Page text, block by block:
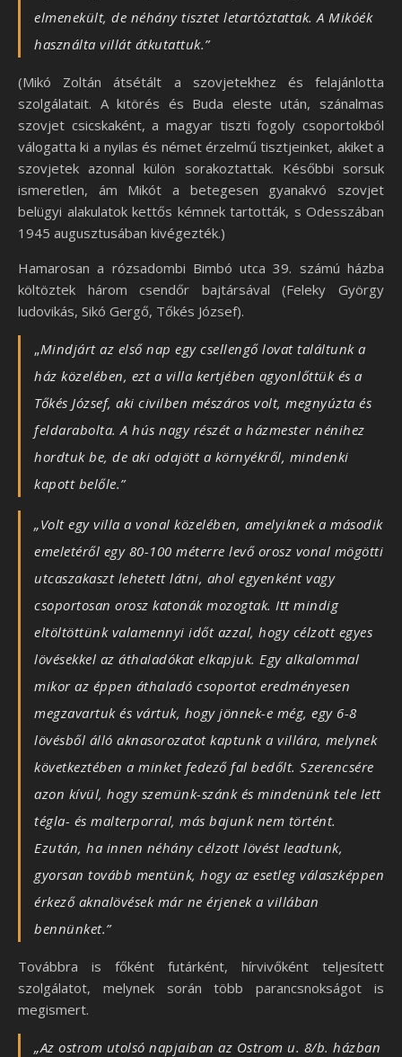
elmenekült, de néhány tisztet letartóztattak. A Mikóék
használta villát átkutattuk.”
(Mikó Zoltán átsétált a szovjetekhez és felajánlotta
szolgálatait. A kitörés és Buda eleste után, szánalmas
szovjet csicskaként, a magyar tiszti fogoly csoportokból
válogatta ki a nyilas és német érzelmű tisztjeinket, akiket a
szovjetek azonnal külön sorakoztattak. Későbbi sorsuk
ismeretlen, ám Mikót a betegesen gyanakvó szovjet
belügyi alakulatok kettős kémnek tartották, s Odesszában
1945 augusztusában kivégezték.)
Hamarosan a rózsadombi Bimbó utca 39. számú házba
költöztek három csendőr bajtársával (Feleky György
ludovikás, Sikó Gergő, Tőkés József).
„Mindjárt az első nap egy csellengő lovat találtunk a
ház közelében, ezt a villa kertjében agyonlőttük és a
Tőkés József, aki civilben mészáros volt, megnyúzta és
feldarabolta. A hús nagy részét a házmester nénihez
hordtuk be, de aki odajött a környékről, mindenki
kapott belőle.”
„Volt egy villa a vonal közelében, amelyiknek a második
emeletéről egy 80-100 méterre levő orosz vonal mögötti
utcaszakaszt lehetett látni, ahol egyenként vagy
csoportosan orosz katonák mozogtak. Itt mindig
eltöltöttünk valamennyi időt azzal, hogy célzott egyes
lövésekkel az áthaladókat elkapjuk. Egy alkalommal
mikor az éppen áthaladó csoportot eredményesen
megzavartuk és vártuk, hogy jönnek-e még, egy 6-8
lövésből álló aknasorozatot kaptunk a villára, melynek
következtében a minket fedező fal bedőlt. Szerencsére
azon kívül, hogy szemünk-szánk és mindenünk tele lett
tégla- és malterporral, más bajunk nem történt.
Ezután, ha innen néhány célzott lövést leadtunk,
gyorsan tovább mentünk, hogy az esetleg válaszképpen
érkező aknalövések már ne érjenek a villában
bennünket.”
Továbbra is főként futárként, hírvivőként teljesített
szolgálatot, melynek során több parancsnokságot is
megismert.
„Az ostrom utolsó napjaiban az Ostrom u. 8/b. házban